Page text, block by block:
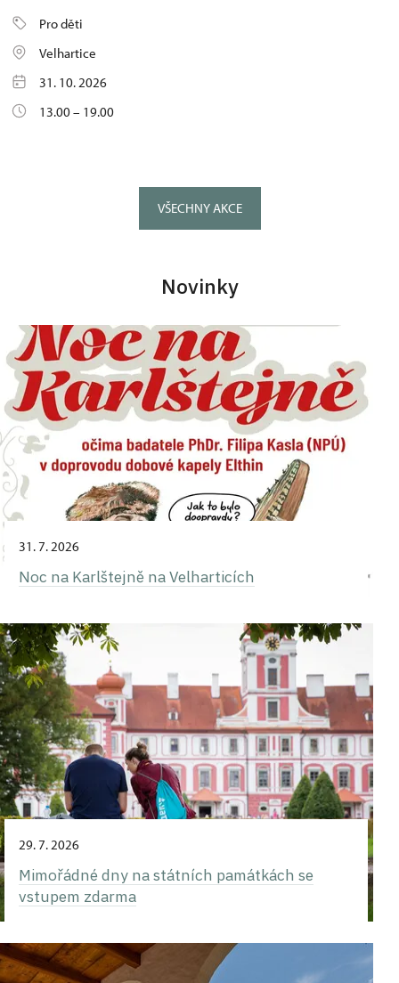
Pro děti
Velhartice
31. 10. 2026
13.00 – 19.00
VŠECHNY AKCE
Novinky
31. 7. 2026
Noc na Karlštejně na Velharticích
29. 7. 2026
Mimořádné dny na státních památkách se
vstupem zdarma